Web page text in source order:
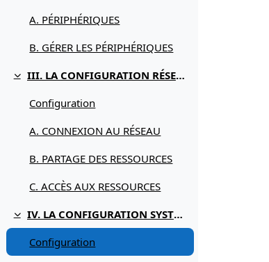
A. PÉRIPHÉRIQUES
B. GÉRER LES PÉRIPHÉRIQUES
Replier
III. LA CONFIGURATION RÉSEAU ET INTERNET
Configuration
A. CONNEXION AU RÉSEAU
B. PARTAGE DES RESSOURCES
C. ACCÈS AUX RESSOURCES
Replier
IV. LA CONFIGURATION SYSTÈME
Configuration